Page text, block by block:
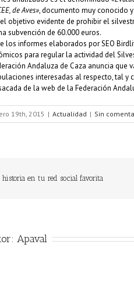
de Aves», documento muy conocido
objetivo evidente de prohibir el
subvención de 60.000 euros.
los informes elaborados por SEO
para regular la actividad del
Andaluza de Caza anuncia
interesadas al respecto, tal
de la web de la Federación
19th, 2015 | Actualidad | Sin
historia en tu red social favorita
Apaval